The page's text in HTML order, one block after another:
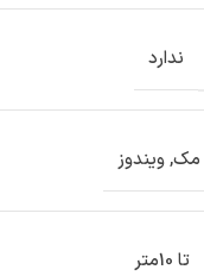
ندارد
مک,ویندوز
تا 10متر